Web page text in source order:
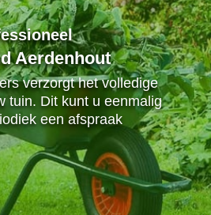
Aerdenhout
verzorgt het volledige
tuin. Dit kunt u eenmalig
een afspraak